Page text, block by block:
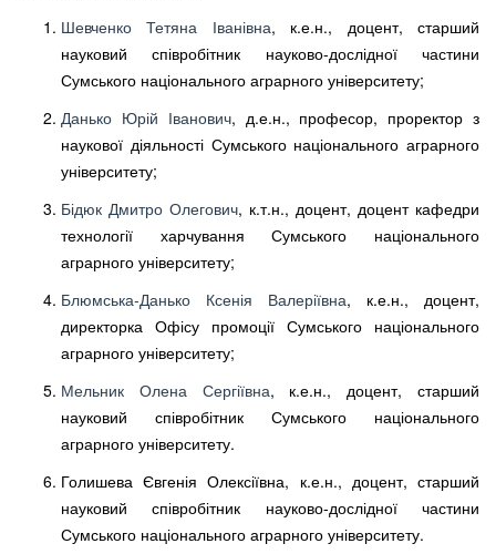
Шевченко Тетяна Іванівна, к.е.н., доцент, старший
науковий співробітник науково-дослідної частини
Сумського національного аграрного університету;
Данько Юрій Іванович, д.е.н., професор, проректор з
наукової діяльності Сумського національного аграрного
університету;
Бідюк Дмитро Олегович, к.т.н., доцент, доцент кафедри
технології харчування Сумського національного
аграрного університету;
Блюмська-Данько Ксенія Валеріївна, к.е.н., доцент,
директорка Офісу промоції Сумського національного
аграрного університету;
Мельник Олена Сергіївна, к.е.н., доцент, старший
науковий співробітник Сумського національного
аграрного університету.
Голишева Євгенія Олексіївна, к.е.н., доцент, старший
науковий співробітник науково-дослідної частини
Сумського національного аграрного університету.